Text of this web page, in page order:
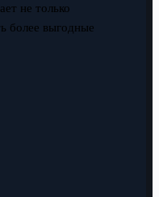
не только
более выгодные